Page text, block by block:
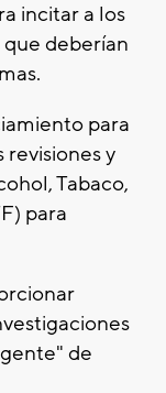
incitar a los
que deberían
para
revisiones y
Tabaco,
para
de